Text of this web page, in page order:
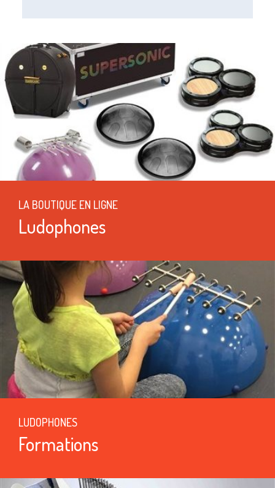
LA BOUTIQUE EN LIGNE
Ludophones
LUDOPHONES
Formations